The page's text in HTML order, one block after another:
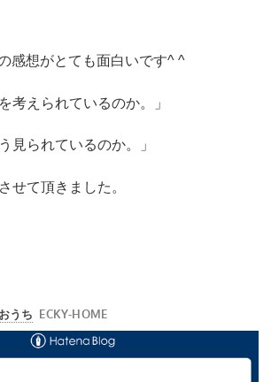
感想がとても面白いです^ ^
考えられているのか。」
見られているのか。」
せて頂きました。